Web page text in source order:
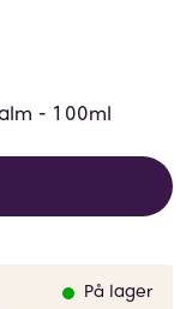
- 100ml
På lager